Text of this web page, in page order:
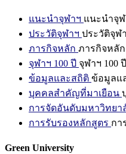
แนะนำจุฬาฯ แนะนำจุฬ
ประวัติจุฬาฯ ประวัติจุฬ
ภารกิจหลัก ภารกิจหลัก
จุฬาฯ 100 ปี จุฬาฯ 100 ปี
ข้อมูลและสถิติ ข้อมูลแ
บุคคลสำคัญที่มาเยือน
การจัดอันดับมหาวิทยา
การรับรองหลักสูตร กา
Green University